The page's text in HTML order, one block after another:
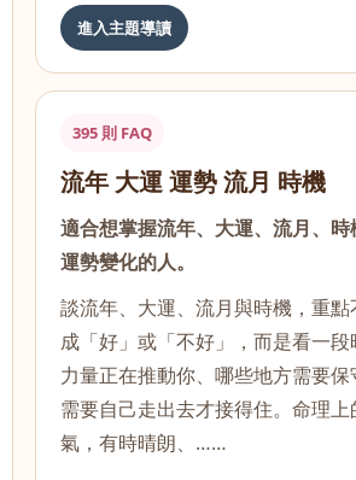
進入主題導讀
395 則 FAQ
流年 大運 運勢 流月 時機
適合想掌握流年、大運、流月、
運勢變化的人。
談流年、大運、流月與時機，重
成「好」或「不好」，而是看一
力量正在推動你、哪些地方需要
需要自己走出去才接得住。命理上
氣，有時晴朗、……